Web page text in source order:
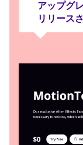
アップグ
リリース